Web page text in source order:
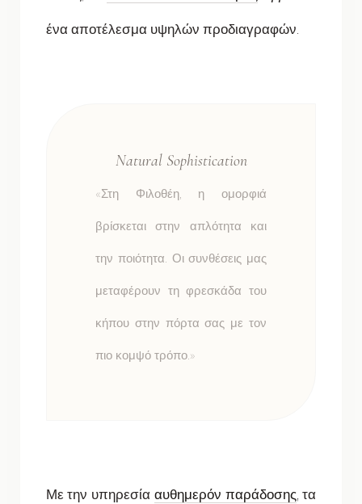
ένα αποτέλεσμα υψηλών προδιαγραφών.
Natural Sophistication
«Στη Φιλοθέη, η ομορφιά
βρίσκεται στην απλότητα και
την ποιότητα. Οι συνθέσεις μας
μεταφέρουν τη φρεσκάδα του
κήπου στην πόρτα σας με τον
πιο κομψό τρόπο.»
Με την υπηρεσία αυθημερόν παράδοσης, τα